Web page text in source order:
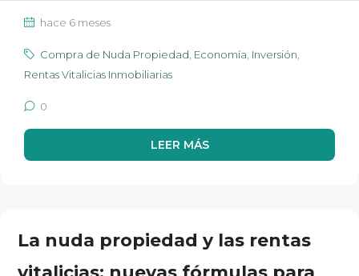
hace 6 meses
Compra de Nuda Propiedad, Economía, Inversión,
Rentas Vitalicias Inmobiliarias
0
LEER MÁS
La nuda propiedad y las rentas